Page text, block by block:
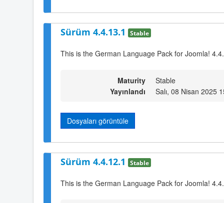
Sürüm 4.4.13.1 Stable
This is the German Language Pack for Joomla!
Maturity
Stable
Yayınlandı
Salı, 08 Nisan 2025
Dosyaları görüntüle
Sürüm 4.4.12.1 Stable
This is the German Language Pack for Joomla!